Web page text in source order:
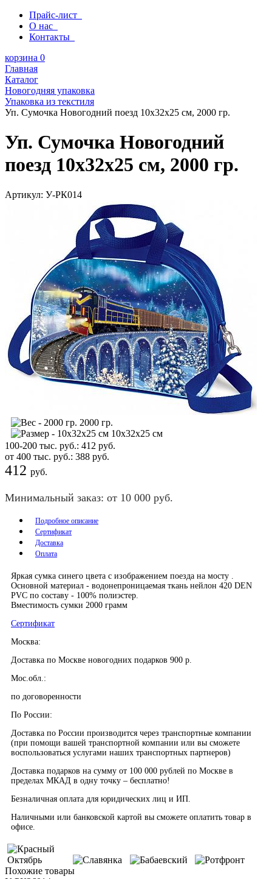
Прайс-лист
О нас
Контакты
корзина 0
Главная
Каталог
Новогодняя упаковка
Упаковка из текстиля
Уп. Сумочка Новогодний поезд 10х32х25 см, 2000 гр.
Уп. Сумочка Новогодний
поезд 10х32х25 см, 2000 гр.
Артикул: У-РК014
2000 гр.
10х32х25 см
100-200 тыс. руб.: 412 руб.
от 400 тыс. руб.: 388 руб.
412 руб.
Минимальный заказ: от 10 000 руб.
Подробное описание
Сертификат
Доставка
Оплата
Яркая сумка синего цвета с изображением поезда на мосту .
Основной материал - водонепроницаемая ткань нейлон 420 DEN
PVC по составу - 100% полиэстер.
Вместимость сумки 2000 грамм
Сертификат
Москва:
Доставка по Москве новогодних подарков 900 р.
Мос.обл.:
по договоренности
По России:
Доставка по России производится через транспортные компании
(при помощи вашей транспортной компании или вы сможете
воспользоваться услугами наших транспортных партнеров)
Доставка подарков на сумму от 100 000 рублей по Москве в
пределах МКАД в одну точку – бесплатно!
Безналичная оплата для юридических лиц и ИП.
Наличными или банковской картой вы сможете оплатить товар в
офисе.
Похожие товары